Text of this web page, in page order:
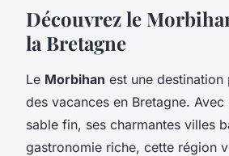
Découvrez le
la Bretagne
Le Morbihan est une
des vacances en Bretagne.
sable fin, ses charmantes villes
gastronomie riche, cette région